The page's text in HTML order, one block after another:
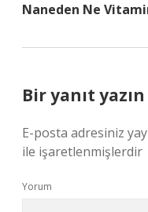
Naneden Ne
Bir yanıt yazın
E-posta adresiniz
ile işaretlenmişlerdir
Yorum